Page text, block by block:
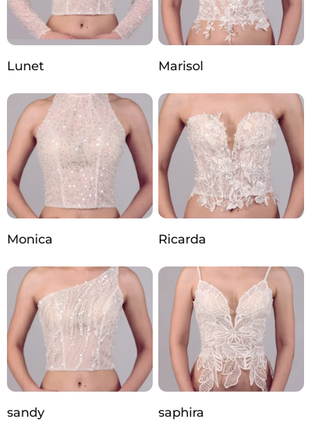
Lunet Marisol
Monica Ricarda
sandy saphira